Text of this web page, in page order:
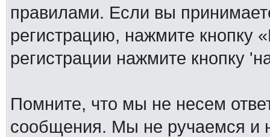
правилами. Если вы
регистрацию, нажмите кнопку
регистрации нажмите кнопку
Помните, что мы не несем
сообщения. Мы не ручаемся и